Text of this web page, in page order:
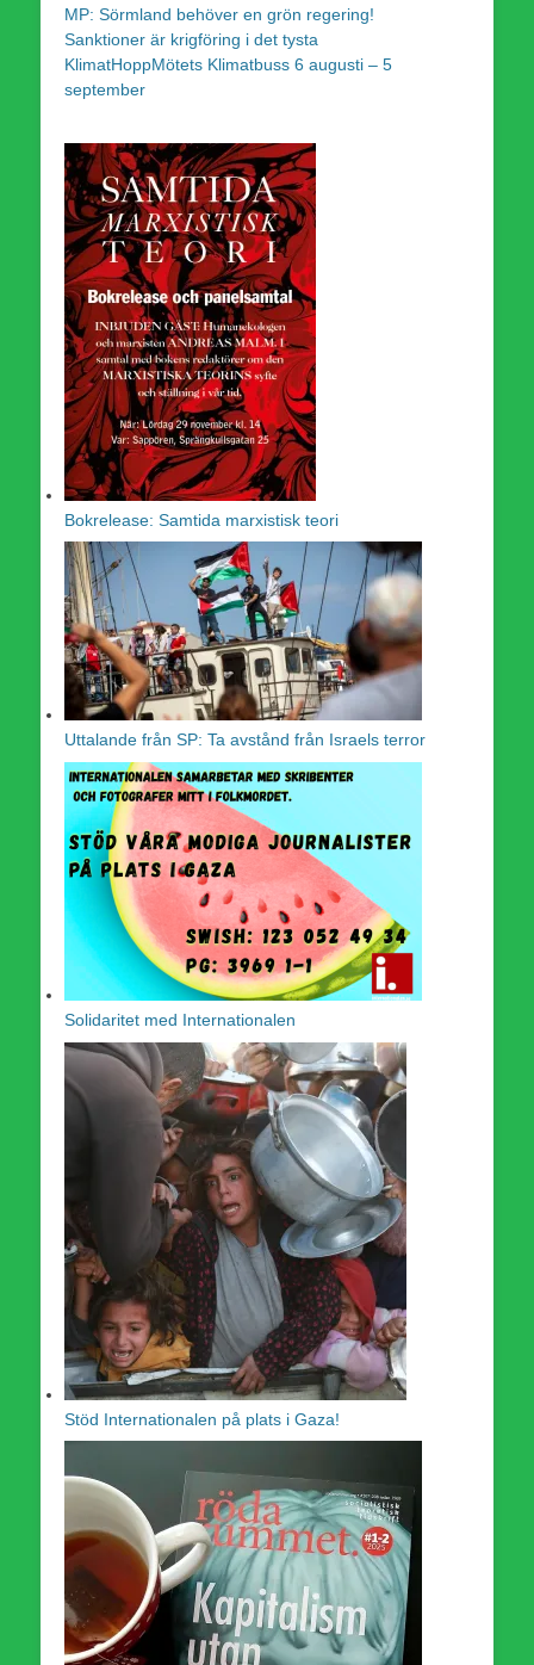
MP: Sörmland behöver en grön regering!
Sanktioner är krigföring i det tysta
KlimatHoppMötets Klimatbuss 6 augusti – 5
september
Bokrelease: Samtida marxistisk teori
Uttalande från SP: Ta avstånd från Israels terror
Solidaritet med Internationalen
Stöd Internationalen på plats i Gaza!